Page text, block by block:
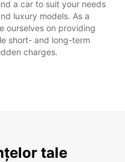
a car to suit your needs
luxury models. As a
ourselves on providing
short- and long-term
charges.
tale